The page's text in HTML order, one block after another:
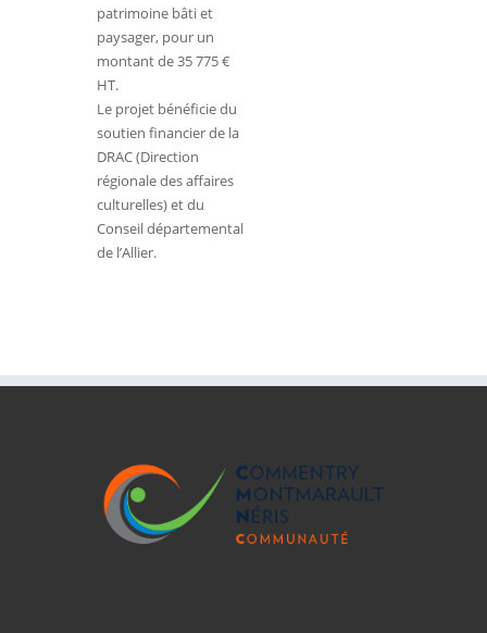
patrimoine bâti et
paysager, pour un
montant de 35 775 €
HT.
Le projet bénéficie du
soutien financier de la
DRAC (Direction
régionale des affaires
culturelles) et du
Conseil départemental
de l’Allier.